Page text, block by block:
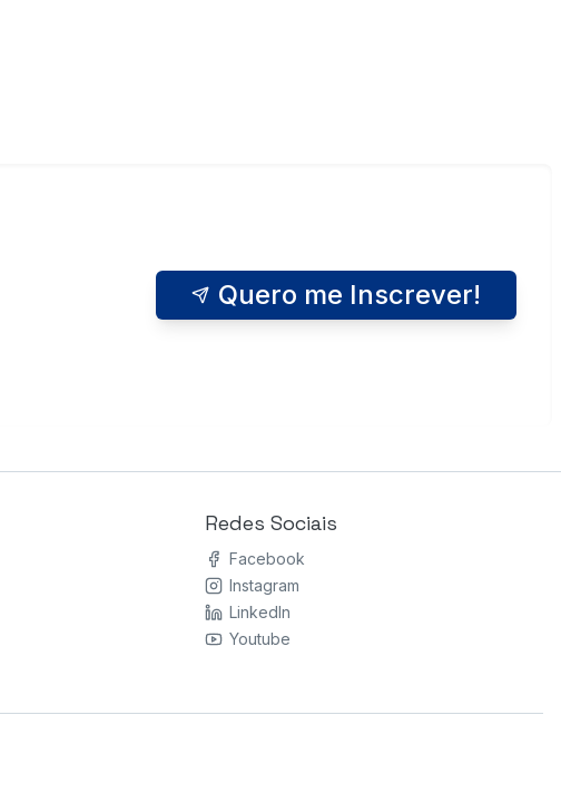
Quero me Inscrever!
Redes Sociais
Facebook
Instagram
LinkedIn
Youtube